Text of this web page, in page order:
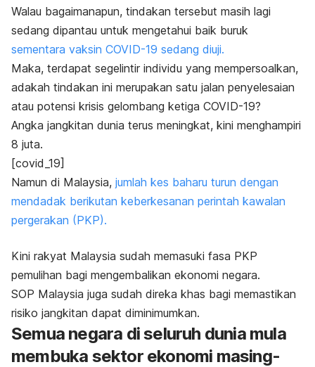
Walau bagaimanapun, tindakan tersebut masih lagi
sedang dipantau untuk mengetahui baik buruk
sementara vaksin COVID-19 sedang diuji.
Maka, terdapat segelintir individu yang mempersoalkan,
adakah tindakan ini merupakan satu jalan penyelesaian
atau potensi krisis gelombang ketiga COVID-19?
Angka jangkitan dunia terus meningkat, kini menghampiri
8 juta.
[covid_19]
Namun di Malaysia, jumlah kes baharu turun dengan
mendadak berikutan keberkesanan perintah kawalan
pergerakan (PKP).
Kini rakyat Malaysia sudah memasuki fasa PKP
pemulihan bagi mengembalikan ekonomi negara.
SOP Malaysia juga sudah direka khas bagi memastikan
risiko jangkitan dapat diminimumkan.
Semua negara di seluruh dunia mula
membuka sektor ekonomi masing-